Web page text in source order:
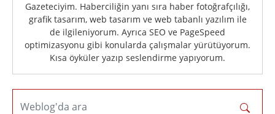
Gazeteciyim. Haberciliğin yanı sıra haber fotoğrafçılığı,
grafik tasarım, web tasarım ve web tabanlı yazılım ile
de ilgileniyorum. Ayrıca SEO ve PageSpeed
optimizasyonu gibi konularda çalışmalar yürütüyorum.
Kısa öyküler yazıp seslendirme yapıyorum.
Weblog'da ara